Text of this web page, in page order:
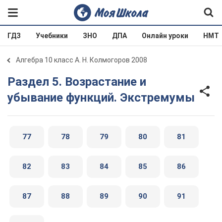
ГДЗ Учебники ЗНО ДПА Онлайн уроки НМТ
Алгебра 10 класс А. Н. Колмогоров 2008
Раздел 5. Возрастание и
убывание функций. Экстремумы
77 78 79 80 81
82 83 84 85 86
87 88 89 90 91